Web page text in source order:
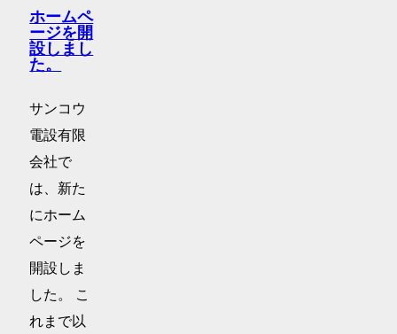
ホームペ
ージを開
設しまし
た。
サンコウ
電設有限
会社で
は、新た
にホーム
ページを
開設しま
した。 こ
れまで以